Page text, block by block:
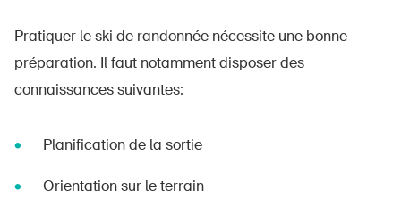
Pratiquer le ski de randonnée nécessite une bonne
préparation. Il faut notamment disposer des
connaissances suivantes:
Planification de la sortie
Orientation sur le terrain